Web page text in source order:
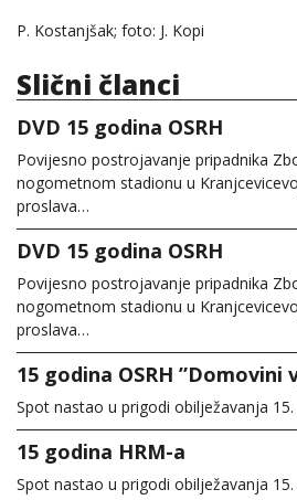
P. Kostanjšak; foto: J. Kopi
Slični članci
DVD 15 godina OSRH
Povijesno postrojavanje pripadnika
nogometnom stadionu u
proslava…
DVD 15 godina OSRH
Povijesno postrojavanje pripadnika
nogometnom stadionu u
proslava…
15 godina OSRH ”Domovini
Spot nastao u prigodi obilježavanja 15.
15 godina HRM-a
Spot nastao u prigodi obilježavanja